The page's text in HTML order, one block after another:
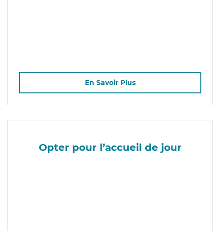
En Savoir Plus
Opter pour l’accueil de jour